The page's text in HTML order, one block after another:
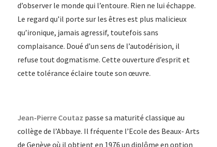
d’observer le monde qui l’entoure. Rien ne lui échappe.
Le regard qu’il porte sur les êtres est plus malicieux
qu’ironique, jamais agressif, toutefois sans
complaisance. Doué d’un sens de l’autodérision, il
refuse tout dogmatisme. Cette ouverture d’esprit et
cette tolérance éclaire toute son œuvre.
Jean-Pierre Coutaz passe sa maturité classique au
collège de l’Abbaye. Il fréquente l’Ecole des Beaux- Arts
de Genève où il obtient en 1976 un diplôme en option